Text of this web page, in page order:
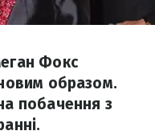
Фокс
образом.
побачення з